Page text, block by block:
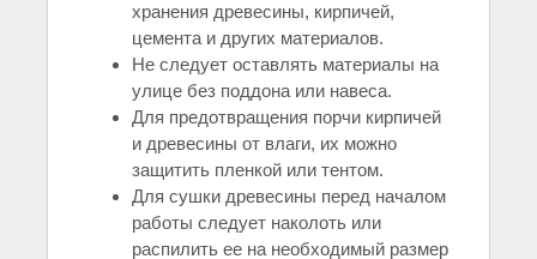
хранения древесины, кирпичей,
цемента и других материалов.
Не следует оставлять материалы на
улице без поддона или навеса.
Для предотвращения порчи кирпичей
и древесины от влаги, их можно
защитить пленкой или тентом.
Для сушки древесины перед началом
работы следует наколоть или
распилить ее на необходимый размер